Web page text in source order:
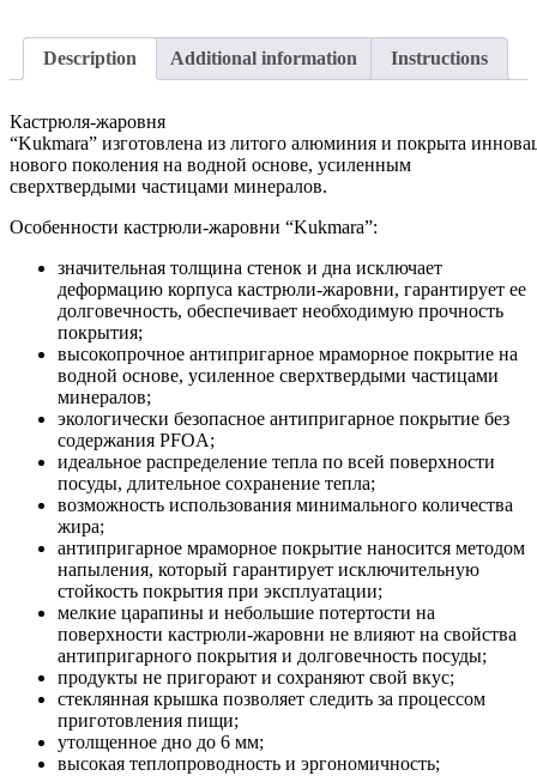
Description Additional information Instructions
Кастрюля-жаровня
“Kukmara” изготовлена из литого алюминия и покрыта
нового поколения на водной основе, усиленным
сверхтвердыми частицами минералов.
Особенности кастрюли-жаровни “Kukmara”:
значительная толщина стенок и дна исключает
деформацию корпуса кастрюли-жаровни, гарантирует ее
долговечность, обеспечивает необходимую прочность
покрытия;
высокопрочное антипригарное мраморное покрытие на
водной основе, усиленное сверхтвердыми частицами
минералов;
экологически безопасное антипригарное покрытие без
содержания PFOA;
идеальное распределение тепла по всей поверхности
посуды, длительное сохранение тепла;
возможность использования минимального количества
жира;
антипригарное мраморное покрытие наносится методом
напыления, который гарантирует исключительную
стойкость покрытия при эксплуатации;
мелкие царапины и небольшие потертости на
поверхности кастрюли-жаровни не влияют на свойства
антипригарного покрытия и долговечность посуды;
продукты не пригорают и сохраняют свой вкус;
стеклянная крышка позволяет следить за процессом
приготовления пищи;
утолщенное дно до 6 мм;
высокая теплопроводность и эргономичность;